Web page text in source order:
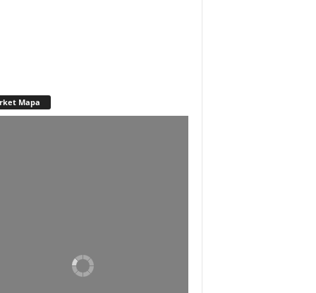
Mapa